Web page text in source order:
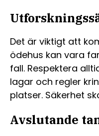
Det är viktigt att
ödehus kan vara
fall. Respektera
lagar och regler
platser. Säkerhet
Avslutande